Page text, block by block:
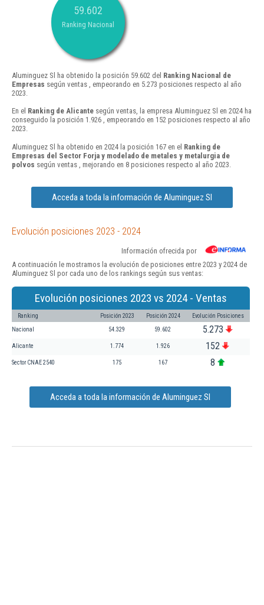
59.602
Ranking Nacional
Aluminguez Sl ha obtenido la posición 59.602 del Ranking Nacional de
Empresas según ventas , empeorando en 5.273 posiciones respecto al año
2023.
En el Ranking de Alicante según ventas, la empresa Aluminguez Sl en 2024 ha
conseguido la posición 1.926 , empeorando en 152 posiciones respecto al año
2023.
Aluminguez Sl ha obtenido en 2024 la posición 167 en el Ranking de
Empresas del Sector Forja y modelado de metales y metalurgia de
polvos según ventas , mejorando en 8 posiciones respecto al año 2023.
Acceda a toda la información de Aluminguez Sl
Evolución posiciones 2023 - 2024
Información ofrecida por
A continuación le mostramos la evolución de posiciones entre 2023 y 2024 de
Aluminguez Sl por cada uno de los rankings según sus ventas:
Evolución posiciones 2023 vs 2024 - Ventas
Ranking Posición 2023 Posición 2024 Evolución Posiciones
Nacional 54.329 59.602 5.273
Alicante 1.774 1.926 152
Sector CNAE 2540 175 167 8
Acceda a toda la información de Aluminguez Sl